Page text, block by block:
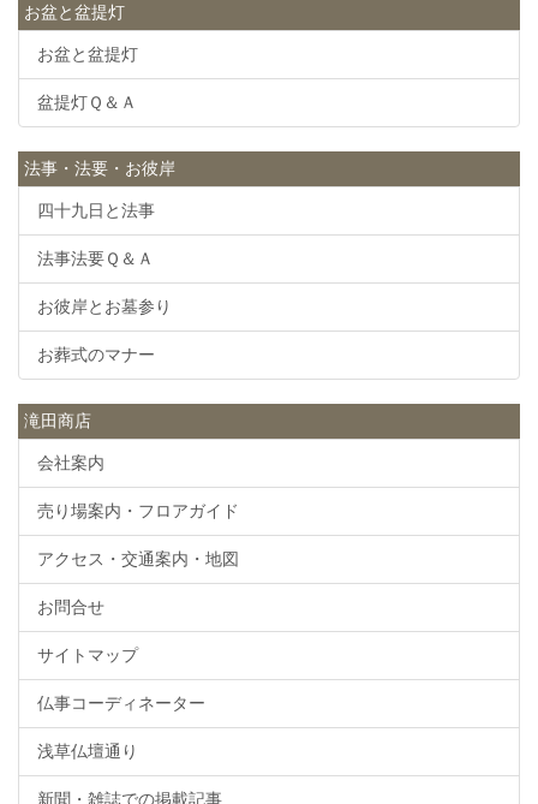
お盆と盆提灯
お盆と盆提灯
盆提灯Ｑ＆Ａ
法事・法要・お彼岸
四十九日と法事
法事法要Ｑ＆Ａ
お彼岸とお墓参り
お葬式のマナー
滝田商店
会社案内
売り場案内・フロアガイド
アクセス・交通案内・地図
お問合せ
サイトマップ
仏事コーディネーター
浅草仏壇通り
新聞・雑誌での掲載記事